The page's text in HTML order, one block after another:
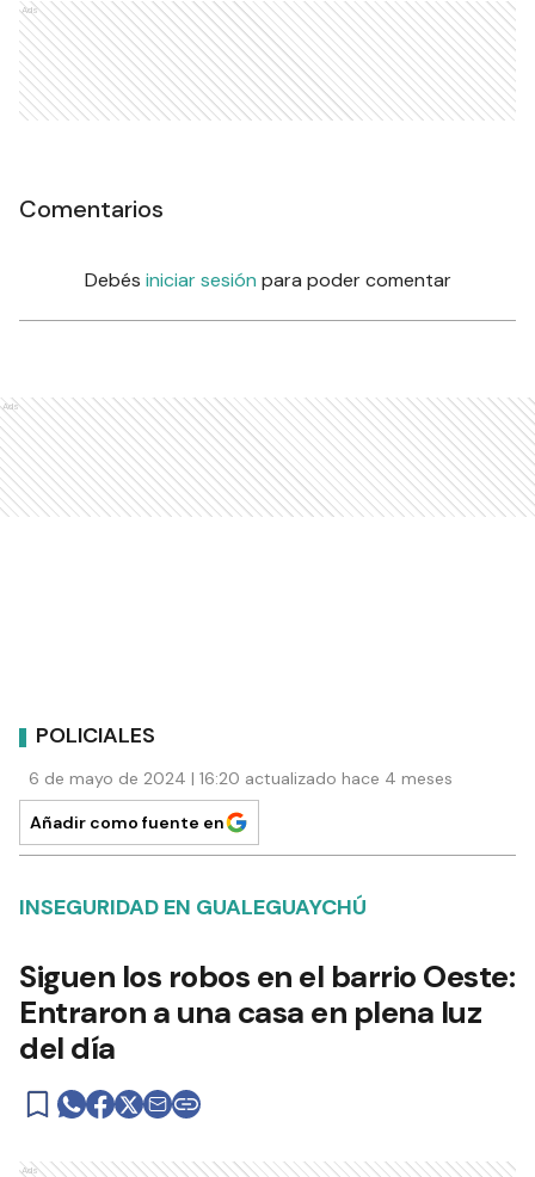
Ads
Comentarios
Debés iniciar sesión para poder comentar
Ads
POLICIALES
6 de mayo de 2024 | 16:20 actualizado hace 4 meses
Añadir como fuente en
INSEGURIDAD EN GUALEGUAYCHÚ
Siguen los robos en el barrio Oeste:
Entraron a una casa en plena luz
del día
Ads